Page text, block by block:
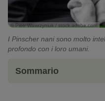
© Piotr Wawrzyniuk / stock.adobe.com
I Pinscher nani sono molto
profondo con i loro umani.
Sommario